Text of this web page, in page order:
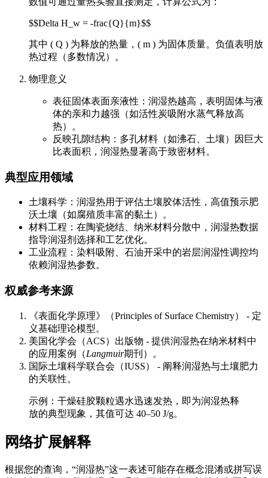
$$Delta H_w = -frac{Q}{m}$$
其中 ( Q ) 为释放的热量，( m ) 为固体质量。负值表明放
热过程（多数情况）。
物理意义
表征固体表面亲液性：润湿热越高，表明固体与液
体的亲和力越强（如活性炭吸附水蒸气释放高
热）。
反映孔隙结构：多孔材料（如沸石、土壤）因巨大
比表面积，润湿热显著高于致密材料。
典型应用领域
土壤科学：润湿热用于评估土壤胶体活性，高值预示肥
沃土壤（如腐殖质丰富的黏土）。
材料工程：在陶瓷烧结、纳米材料分散中，润湿热数据
指导润湿剂选择和工艺优化。
工业流程：染料吸附、石油开采中的岩层润湿性调控均
依赖润湿热参数。
权威参考来源
《表面化学原理》（Principles of Surface Chemistry） - 定
义基础理论模型。
美国化学会（ACS）出版物 - 提供润湿热在纳米材料中
的应用案例（Langmuir期刊）。
国际土壤科学联合会（IUSS） - 阐释润湿热与土壤肥力
的关联性。
示例：干燥硅胶颗粒遇水迅速发热，即为润湿热释
放的典型现象，其值可达 40–50 J/g。
网络扩展解释
根据您的查询，“润湿热”这一表述可能存在概念混淆或拼写误